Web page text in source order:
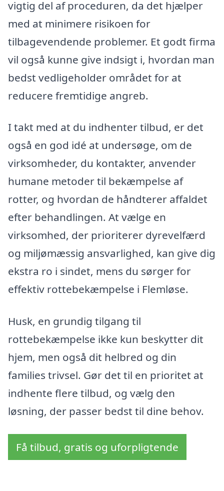
vigtig del af proceduren, da det hjælper
med at minimere risikoen for
tilbagevendende problemer. Et godt firma
vil også kunne give indsigt i, hvordan man
bedst vedligeholder området for at
reducere fremtidige angreb.
I takt med at du indhenter tilbud, er det
også en god idé at undersøge, om de
virksomheder, du kontakter, anvender
humane metoder til bekæmpelse af
rotter, og hvordan de håndterer affaldet
efter behandlingen. At vælge en
virksomhed, der prioriterer dyrevelfærd
og miljømæssig ansvarlighed, kan give dig
ekstra ro i sindet, mens du sørger for
effektiv rottebekæmpelse i Flemløse.
Husk, en grundig tilgang til
rottebekæmpelse ikke kun beskytter dit
hjem, men også dit helbred og din
families trivsel. Gør det til en prioritet at
indhente flere tilbud, og vælg den
løsning, der passer bedst til dine behov.
Få tilbud, gratis og uforpligtende